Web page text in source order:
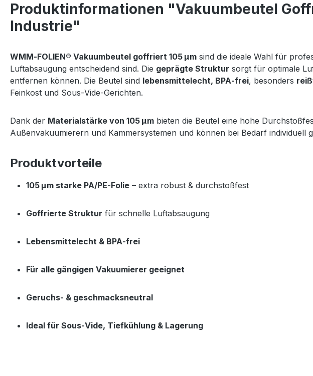
Produktinformationen "Vakuumbeutel
Industrie"
WMM‑FOLIEN® Vakuumbeutel goffriert 105 µm sind die ideale Wahl für
Luftabsaugung entscheidend sind. Die geprägte Struktur sorgt für optimale
entfernen können. Die Beutel sind lebensmittelecht, BPA‑frei, besonders
Feinkost und Sous‑Vide‑Gerichten.
Dank der Materialstärke von 105 µm bieten die Beutel eine hohe
Außenvakuumierern und Kammersystemen und können bei Bedarf individuell
Produktvorteile
105 µm starke PA/PE‑Folie – extra robust & durchstoßfest
Goffrierte Struktur für schnelle Luftabsaugung
Lebensmittelecht & BPA‑frei
Für alle gängigen Vakuumierer geeignet
Geruchs‑ & geschmacksneutral
Ideal für Sous‑Vide, Tiefkühlung & Lagerung